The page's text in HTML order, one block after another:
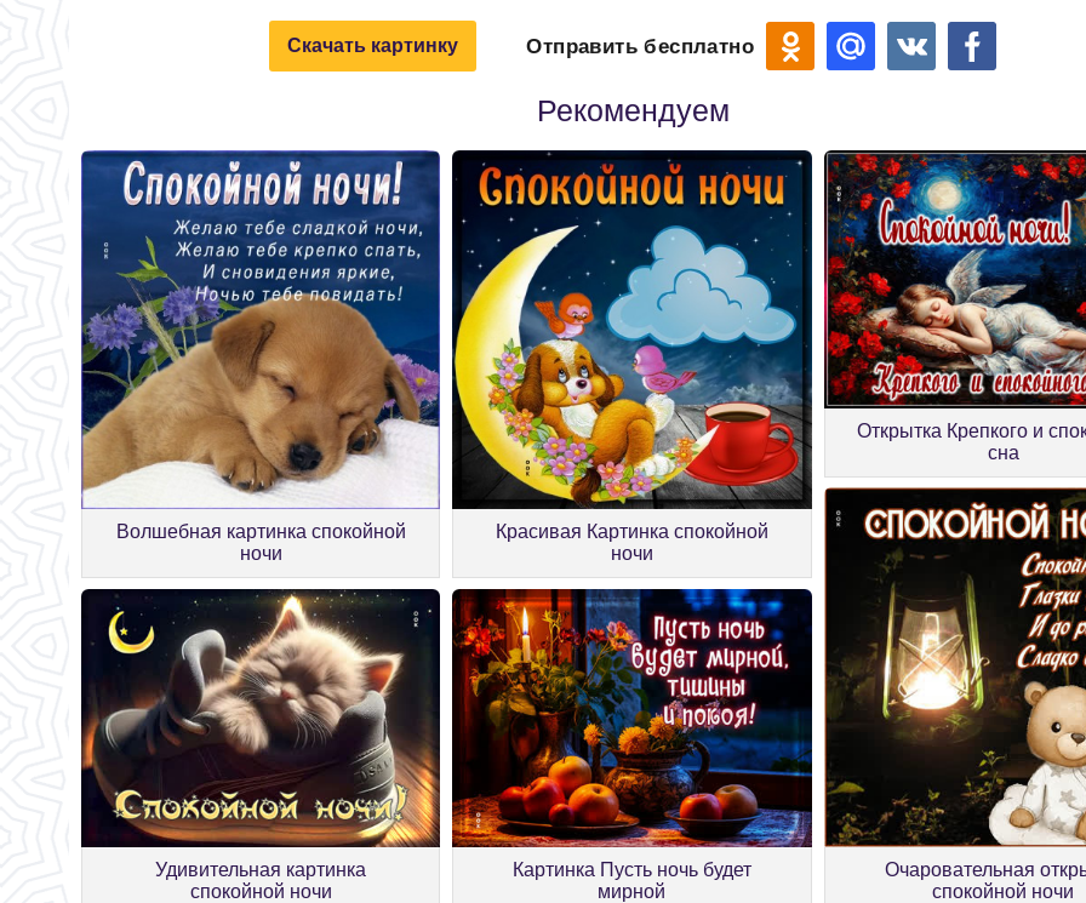
Скачать картинку Отправить бесплатно
Рекомендуем
Волшебная картинка спокойной
ночи
Красивая Картинка спокойной
ночи
Открытка Крепкого и
сна
Удивительная картинка
спокойной ночи
Картинка Пусть ночь будет
мирной
Очаровательная
спокойной ночи